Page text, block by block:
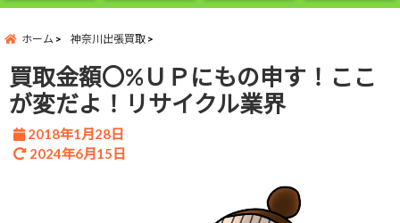
ホーム 神奈川出張買取
買取金額〇%ＵＰにもの申す！ここ
が変だよ！リサイクル業界
2018年1月28日
2024年6月15日